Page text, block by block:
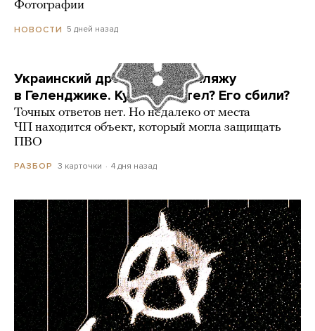
Фотографии
НОВОСТИ 5 дней назад
Украинский дрон попал по пляжу
в Геленджике. Куда он летел? Его сбили?
Точных ответов нет. Но недалеко от места
ЧП находится объект, который могла защищать
ПВО
РАЗБОР 3 карточки 4 дня назад